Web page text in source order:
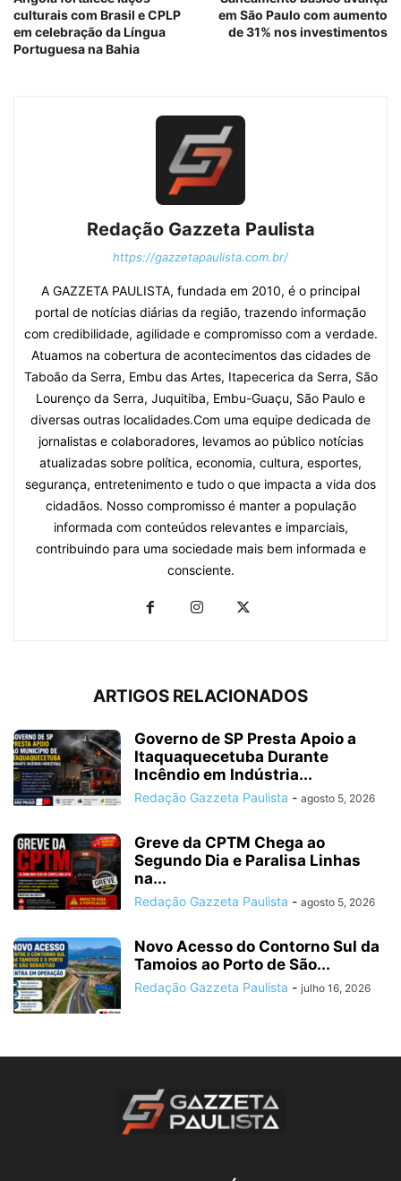
culturais com Brasil e CPLP
em celebração da Língua
Portuguesa na Bahia
em São Paulo com aumento
de 31% nos investimentos
Redação Gazzeta Paulista
https://gazzetapaulista.com.br/
A GAZZETA PAULISTA, fundada em 2010, é o principal
portal de notícias diárias da região, trazendo informação
com credibilidade, agilidade e compromisso com a verdade.
Atuamos na cobertura de acontecimentos das cidades de
Taboão da Serra, Embu das Artes, Itapecerica da Serra, São
Lourenço da Serra, Juquitiba, Embu-Guaçu, São Paulo e
diversas outras localidades.Com uma equipe dedicada de
jornalistas e colaboradores, levamos ao público notícias
atualizadas sobre política, economia, cultura, esportes,
segurança, entretenimento e tudo o que impacta a vida dos
cidadãos. Nosso compromisso é manter a população
informada com conteúdos relevantes e imparciais,
contribuindo para uma sociedade mais bem informada e
consciente.
ARTIGOS RELACIONADOS
Governo de SP Presta Apoio a
Itaquaquecetuba Durante
Incêndio em Indústria...
Redação Gazzeta Paulista - agosto 5, 2026
Greve da CPTM Chega ao
Segundo Dia e Paralisa Linhas
na...
Redação Gazzeta Paulista - agosto 5, 2026
Novo Acesso do Contorno Sul da
Tamoios ao Porto de São...
Redação Gazzeta Paulista - julho 16, 2026